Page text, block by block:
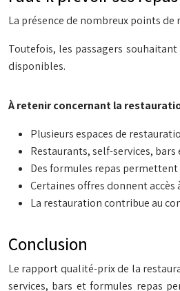
La présence de nombreux points
Toutefois, les passagers
disponibles.
À retenir concernant la
Plusieurs espaces de
Restaurants, self-services,
Des formules repas
Certaines offres donnent accès
La restauration contribue au
Conclusion
Le rapport qualité-prix de la
services, bars et formules repas